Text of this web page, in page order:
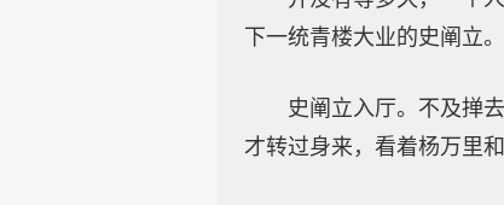
下一统青楼大业的史阐立。
史阐立入厅。不及掸
才转过身来，看着杨万里